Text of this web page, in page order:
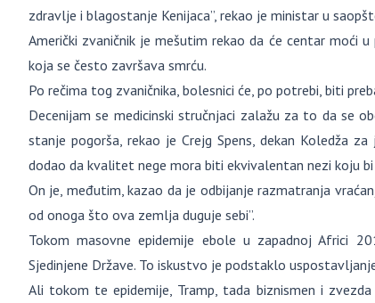
zdravlje i blagostanje Kenijaca”, rekao je ministar u
Američki zvaničnik je mešutim rekao da će centar moći
koja se često završava smrću.
Po rečima tog zvaničnika, bolesnici će, po potrebi, biti
Decenijam se medicinski stručnjaci zalažu za to da se
stanje pogorša, rekao je Crejg Spens, dekan Koledža
dodao da kvalitet nege mora biti ekvivalentan nezi koju bi
On je, međutim, kazao da je odbijanje razmatranja
od onoga što ova zemlja duguje sebi”.
Tokom masovne epidemije ebole u ​​zapadnoj Africi
Sjedinjene Države. To iskustvo je podstaklo
Ali tokom te epidemije, Tramp, tada biznismen i